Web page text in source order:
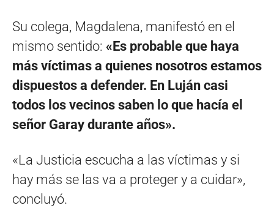
Su colega, Magdalena, manifestó en el
mismo sentido: «Es probable que haya
más víctimas a quienes nosotros estamos
dispuestos a defender. En Luján casi
todos los vecinos saben lo que hacía el
señor Garay durante años».
«La Justicia escucha a las víctimas y si
hay más se las va a proteger y a cuidar»,
concluyó.